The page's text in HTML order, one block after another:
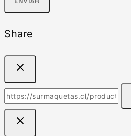
Share